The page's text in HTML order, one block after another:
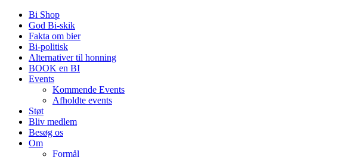
Bi Shop
God Bi-skik
Fakta om bier
Bi-politisk
Alternativer til honning
BOOK en BI
Events
Kommende Events
Afholdte events
Støt
Bliv medlem
Besøg os
Om
Formål